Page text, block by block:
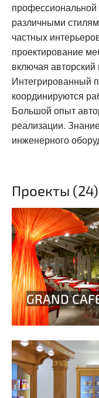
различными
частных
проектирование
включая авторский
Интегрированный
координируются
Большой опыт
реализации.
инженерного
Проекты (24)